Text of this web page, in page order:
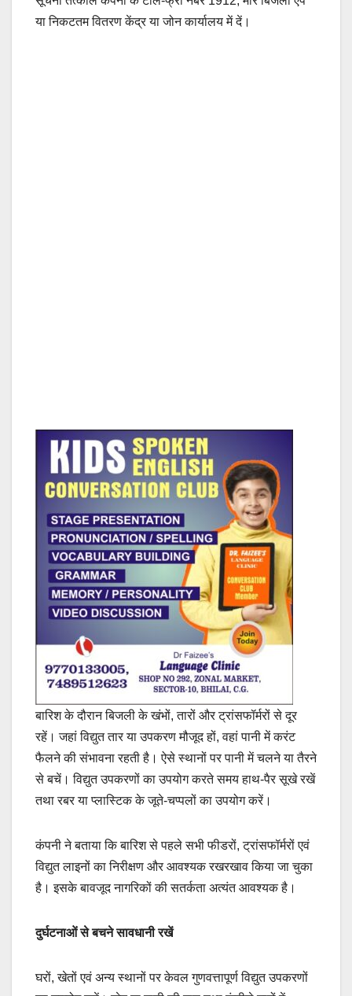
या निकटतम वितरण केंद्र या जोन कार्यालय में दें।
बारिश के दौरान बिजली के खंभों, तारों और ट्रांसफॉर्मरों से दूर
रहें। जहां विद्युत तार या उपकरण मौजूद हों, वहां पानी में करंट
फैलने की संभावना रहती है। ऐसे स्थानों पर पानी में चलने या तैरने
से बचें। विद्युत उपकरणों का उपयोग करते समय हाथ-पैर सूखे रखें
तथा रबर या प्लास्टिक के जूते-चप्पलों का उपयोग करें।
कंपनी ने बताया कि बारिश से पहले सभी फीडरों, ट्रांसफॉर्मरों एवं
विद्युत लाइनों का निरीक्षण और आवश्यक रखरखाव किया जा चुका
है। इसके बावजूद नागरिकों की सतर्कता अत्यंत आवश्यक है।
दुर्घटनाओं से बचने सावधानी रखें
घरों, खेतों एवं अन्य स्थानों पर केवल गुणवत्तापूर्ण विद्युत उपकरणों